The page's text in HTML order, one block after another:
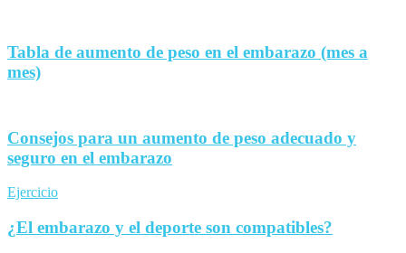
Tabla de aumento de peso en el embarazo (mes a
mes)
Consejos para un aumento de peso adecuado y
seguro en el embarazo
Ejercicio
¿El embarazo y el deporte son compatibles?